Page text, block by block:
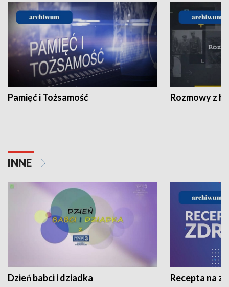
Pamięć i Tożsamość Rozmowy z
INNE
Dzień babci i dziadka Recepta na